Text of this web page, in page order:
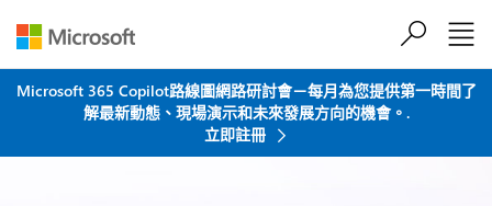
Microsoft 365 Copilot路線圖網路研討會－每月為您提供第一時間了
解最新動態、現場演示和未來發展方向的機會。.
立即註冊